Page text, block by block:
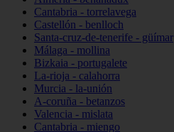
Cantabria - torrelavega
Castellón - benlloch
Santa-cruz-de-tenerife - güímar
Málaga - mollina
Bizkaia - portugalete
La-rioja - calahorra
Murcia - la-unión
A-coruña - betanzos
Valencia - mislata
Cantabria - miengo